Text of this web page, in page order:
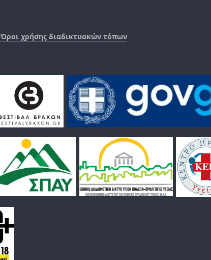
Όροι χρήσης διαδικτυακών τόπων